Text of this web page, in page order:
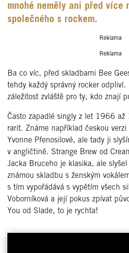
mnohé neměly ani před více
společného s rockem.
Reklama
Reklama
Ba co víc, před skladbami Bee
tehdy každý správný rocker odplivl.
záležitost zvláště pro ty, kdo znají
Často zapadlé singly z let 1966
rarit. Známe například českou
Yvonne Přenosilové, ale tady ji
v angličtině. Strange Brew od
Jacka Bruceho je klasika, ale
známou skladbu s ženským
s tím vypořádává s vypětím všech
Voborníková a její pokus zpívat
You od Slade, to je rychta!